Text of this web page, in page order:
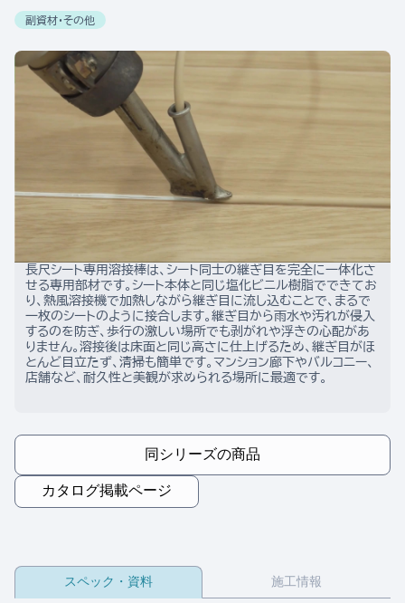
副資材・その他
長尺シート専用溶接棒は、シート同士の継ぎ目を完全に一体化さ
せる専用部材です。シート本体と同じ塩化ビニル樹脂でできてお
り、熱風溶接機で加熱しながら継ぎ目に流し込むことで、まるで
一枚のシートのように接合します。継ぎ目から雨水や汚れが侵入
するのを防ぎ、歩行の激しい場所でも剥がれや浮きの心配があ
りません。溶接後は床面と同じ高さに仕上げるため、継ぎ目がほ
とんど目立たず、清掃も簡単です。マンション廊下やバルコニー、
店舗など、耐久性と美観が求められる場所に最適です。
同シリーズの商品
カタログ掲載ページ
スペック・資料 施工情報